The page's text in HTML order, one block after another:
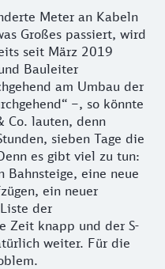
Meter an Kabeln
Großes passiert, wird
seit März 2019
Bauleiter
am Umbau der
–, so könnte
Co. lauten, denn
sieben Tage die
es gibt viel zu tun:
Bahnsteige, eine neue
ein neuer
der
Zeit knapp und der S-
weiter. Für die